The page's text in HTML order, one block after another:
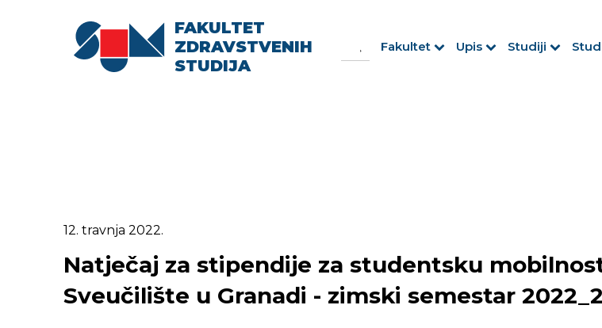
FAKULTET
ZDRAVSTVENIH
STUDIJA
for:
Fakultet Upis Studiji
12. travnja 2022.
Natječaj za stipendije za studentsku
Sveučilište u Granadi - zimski semestar